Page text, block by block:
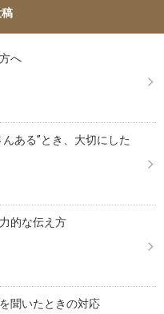
へ
ある”とき、大切にした
的な伝え方
聞いたときの対応